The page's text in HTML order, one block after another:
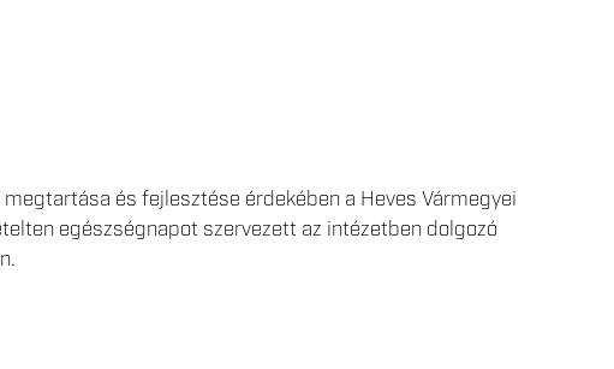
és fejlesztése érdekében a Heves Vármegyei
egészségnapot szervezett az intézetben dolgozó